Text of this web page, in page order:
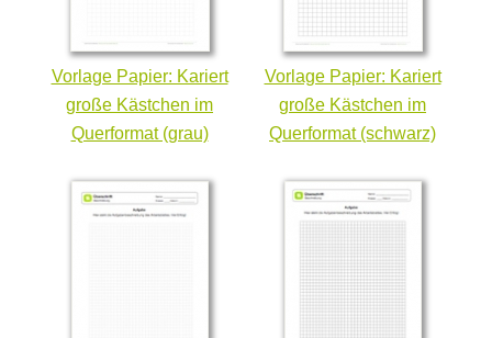
Vorlage Papier: Kariert
große Kästchen im
Querformat (grau)
Vorlage Papier: Kariert
große Kästchen im
Querformat (schwarz)